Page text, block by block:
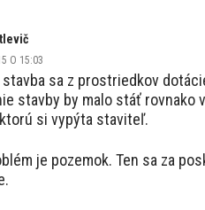
O 15:03
stavba sa z prostriedkov
stavby by malo stáť rovnako
si vypýta staviteľ.
je pozemok. Ten sa za